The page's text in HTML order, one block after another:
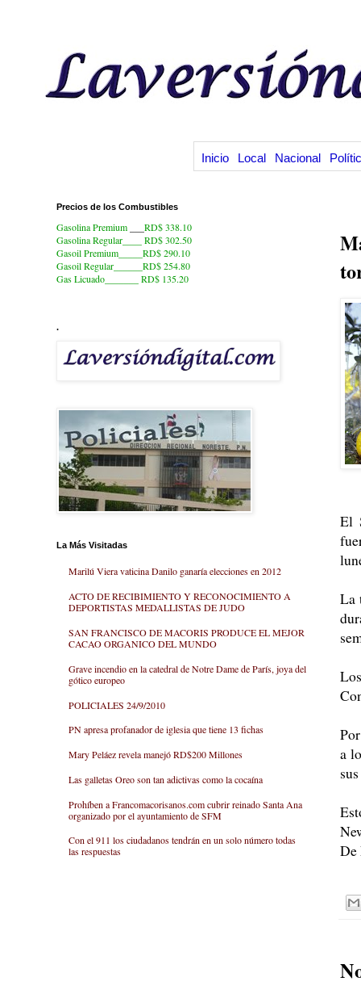
Inicio Local Nacional
El
La
a
De
Precios de los Combustibles
Gasolina Premium
RD$ 338.10
Gasolina Regular____ RD$ 302.50
Gasoil Premium_____RD$ 290.10
Gasoil Regular______RD$ 254.80
Gas Licuado_______
RD$ 135.20
.
La Más Visitadas
Marilú Viera vaticina Danilo ganaría elecciones en 2012
ACTO DE RECIBIMIENTO Y RECONOCIMIENTO A
DEPORTISTAS MEDALLISTAS DE JUDO
SAN FRANCISCO DE MACORIS PRODUCE EL MEJOR
CACAO ORGANICO DEL MUNDO
Grave incendio en la catedral de Notre Dame de París, joya del
gótico europeo
POLICIALES 24/9/2010
PN apresa profanador de iglesia que tiene 13 fichas
Mary Peláez revela manejó RD$200 Millones
Las galletas Oreo son tan adictivas como la cocaína
Prohíben a Francomacorisanos.com cubrir reinado Santa Ana
organizado por el ayuntamiento de SFM
Con el 911 los ciudadanos tendrán en un solo número todas
las respuestas